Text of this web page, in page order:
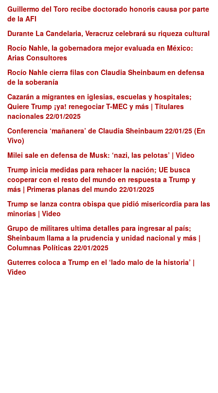
Guillermo del Toro recibe doctorado honoris causa por parte
de la AFI
Durante La Candelaria, Veracruz celebrará su riqueza cultural
Rocío Nahle, la gobernadora mejor evaluada en México:
Arias Consultores
Rocío Nahle cierra filas con Claudia Sheinbaum en defensa
de la soberanía
Cazarán a migrantes en iglesias, escuelas y hospitales;
Quiere Trump ¡ya! renegociar T-MEC y más | Titulares
nacionales 22/01/2025
Conferencia ‘mañanera’ de Claudia Sheinbaum 22/01/25 (En
Vivo)
Milei sale en defensa de Musk: ‘nazi, las pelotas’ | Video
Trump inicia medidas para rehacer la nación; UE busca
cooperar con el resto del mundo en respuesta a Trump y
más | Primeras planas del mundo 22/01/2025
Trump se lanza contra obispa que pidió misericordia para las
minorías | Video
Grupo de militares ultima detalles para ingresar al país;
Sheinbaum llama a la prudencia y unidad nacional y más |
Columnas Políticas 22/01/2025
Guterres coloca a Trump en el ‘lado malo de la historia’ |
Video